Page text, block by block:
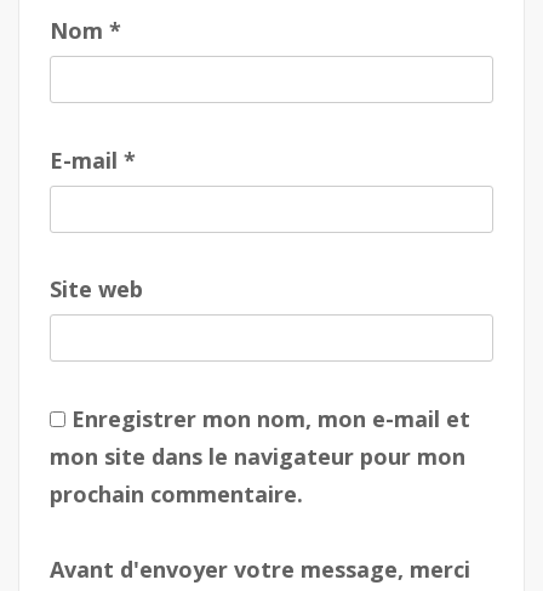
u
r
!
c
u
e
l
’
é
Nom *
E-mail *
Site web
Enregistrer mon nom, mon e-mail et
mon site dans le navigateur pour mon
prochain commentaire.
Avant d'envoyer votre message, merci